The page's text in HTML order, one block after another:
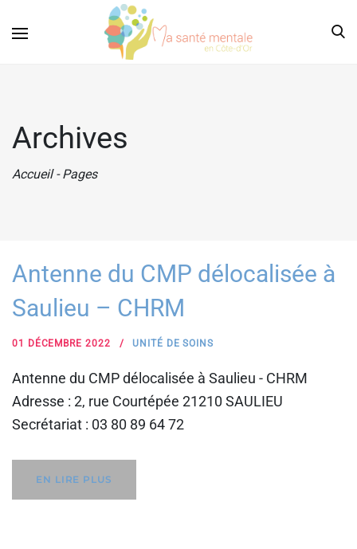
Archives
Accueil - Pages
Antenne du CMP délocalisée à
Saulieu – CHRM
01 DÉCEMBRE 2022 UNITÉ DE SOINS
Antenne du CMP délocalisée à Saulieu - CHRM
Adresse : 2, rue Courtépée 21210 SAULIEU
Secrétariat : 03 80 89 64 72
EN LIRE PLUS